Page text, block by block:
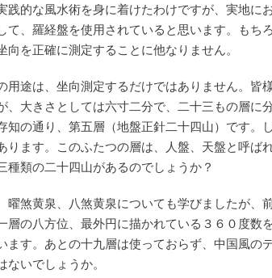
践的な風水術を身に着けたわけですが、実地に
て、羅経盤を使用されていると思います。もち
向を正確に測定することに他なりません。
用途は、坐向測定するだけではありません。皆
、大きさとしては六寸二分で、二十三もの層に
知の通り、第五層（地盤正針二十四山）です。
ります。このふたつの層は、人盤、天盤と呼ば
種類の二十四山があるのでしょうか？
曜煞黄泉、八煞黄泉についても学びましたが、
層の八方位、最外円に描かれている３６０度数
ます。あとの十九層は使っておらず、中国風の
ないでしょうか。